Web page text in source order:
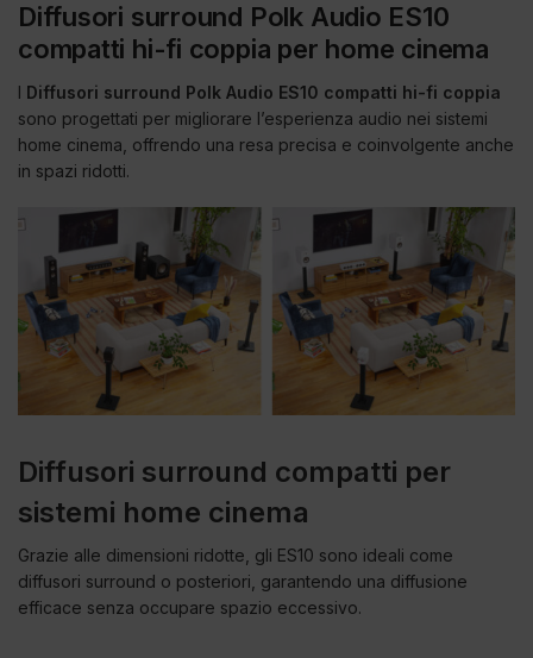
Diffusori surround Polk Audio ES10
compatti hi-fi coppia per home cinema
I Diffusori surround Polk Audio ES10 compatti hi-fi coppia
sono progettati per migliorare l’esperienza audio nei sistemi
home cinema, offrendo una resa precisa e coinvolgente anche
in spazi ridotti.
Diffusori surround compatti per
sistemi home cinema
Grazie alle dimensioni ridotte, gli ES10 sono ideali come
diffusori surround o posteriori, garantendo una diffusione
efficace senza occupare spazio eccessivo.